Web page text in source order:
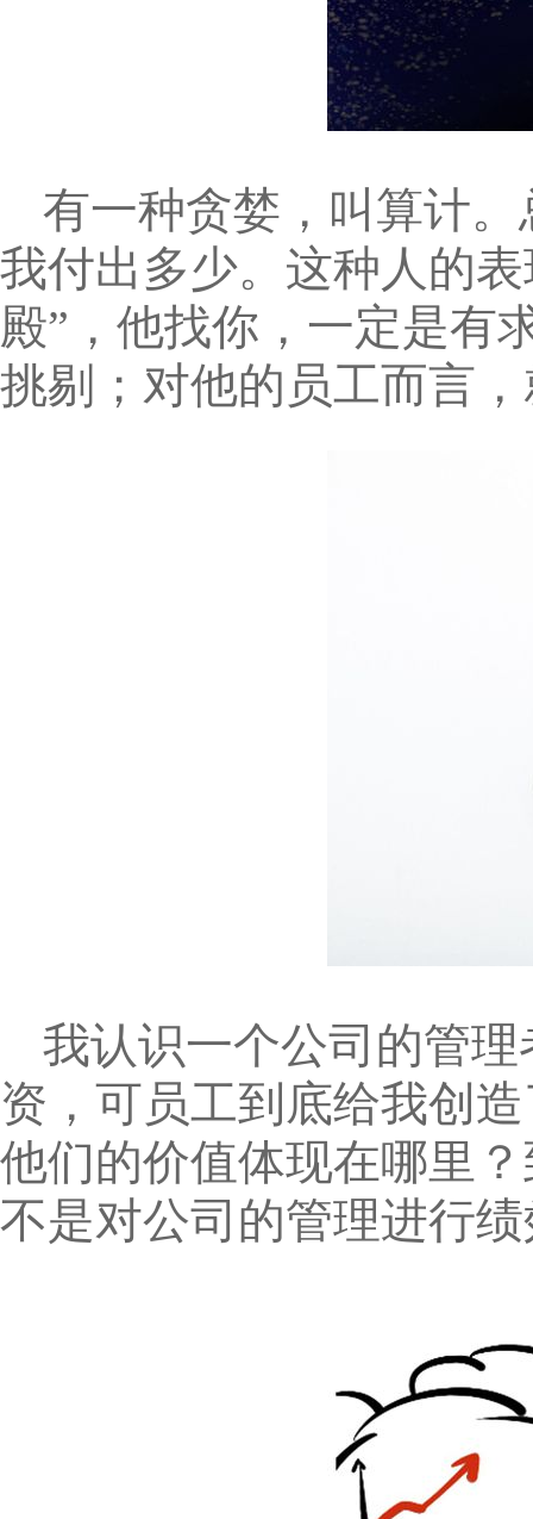
有一种贪婪，叫算计
我付出多少。这种人的
殿”，他找你，一定是有
挑剔；对他的员工而言
我认识一个公司的管
资，可员工到底给我创
他们的价值体现在哪里
不是对公司的管理进行